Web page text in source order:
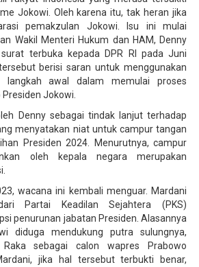
Jokowi. Oleh karena itu, tak heran jika
pemakzulan Jokowi. Isu ini mulai
Wakil Menteri Hukum dan HAM, Denny
terbuka kepada DPR RI pada Juni
berisi saran untuk menggunakan
langkah awal dalam memulai proses
Jokowi.
Denny sebagai tindak lanjut terhadap
menyatakan niat untuk campur tangan
Presiden 2024. Menurutnya, campur
oleh kepala negara merupakan
wacana ini kembali menguar. Mardani
Partai Keadilan Sejahtera (PKS)
penurunan jabatan Presiden. Alasannya
diduga mendukung putra sulungnya,
Raka sebagai calon wapres Prabowo
jika hal tersebut terbukti benar,